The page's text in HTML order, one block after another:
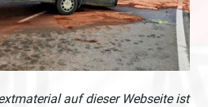
auf dieser Webseite ist